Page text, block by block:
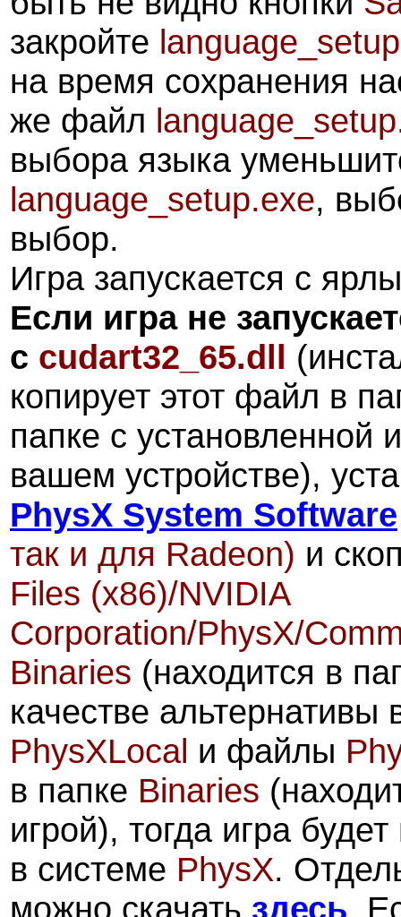
закройте
на время сохранения
же файл
выбора языка
language_setup.exe,
выбор.
Игра запускается с
Если игра не
с cudart32_65.dll
копирует этот файл в
папке с установленной
вашем устройстве),
PhysX System Software
так и для Radeon) и
Files (x86)/NVIDIA
Corporation/PhysX/
Binaries (находится в
качестве
PhysXLocal и файлы
в папке Binaries
игрой), тогда игра
в системе PhysX.
можно скачать здесь.